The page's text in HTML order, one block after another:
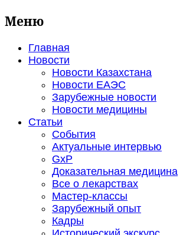
Меню
Главная
Новости
Новости Казахстана
Новости ЕАЭС
Зарубежные новости
Новости медицины
Статьи
События
Актуальные интервью
GxP
Доказательная медицина
Все о лекарствах
Мастер-классы
Зарубежный опыт
Кадры